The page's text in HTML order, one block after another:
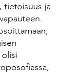
tietoisuus ja